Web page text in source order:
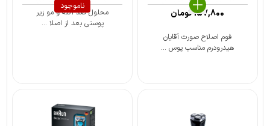
فوم اصلاح صورت آقایان
هیدرودرم مناسب پوس ...
157,800تومان
ناموجود
محلول ضد آکنه و مو زیر
پوستی بعد از اصلا ...